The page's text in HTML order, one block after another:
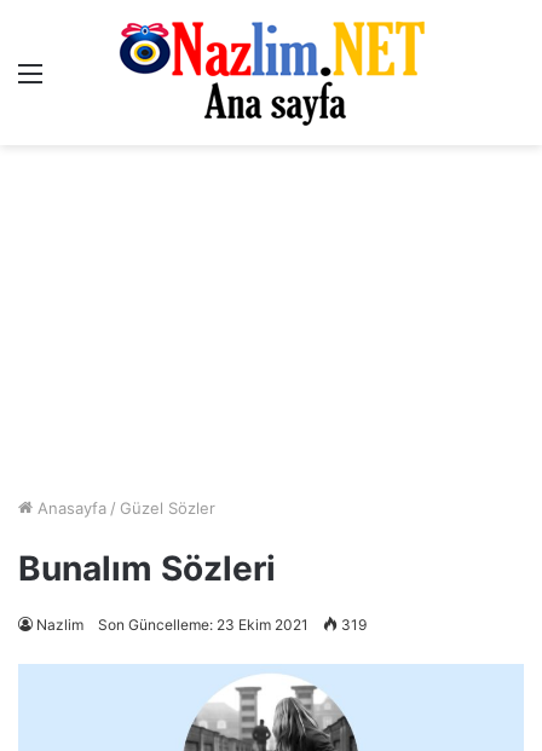
Menü
Anasayfa / Güzel Sözler
Bunalım Sözleri
Nazlim Son Güncelleme: 23 Ekim 2021 319